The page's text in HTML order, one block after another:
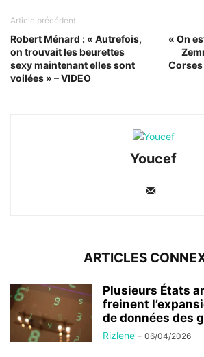
Article précédent
Robert Ménard : « Autrefois,
on trouvait les beurettes
sexy maintenant elles sont
voilées » – VIDEO
« On
Corses
Youcef
ARTICLES
Plusieurs États
freinent
de données des
Rizlene - 06/04/2026